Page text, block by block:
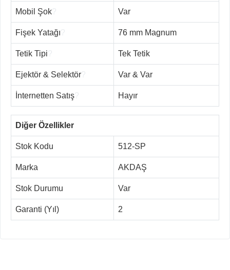
Mobil Şok Var
Fişek Yatağı 76 mm Magnum
Tetik Tipi Tek Tetik
Ejektör & Selektör Var & Var
İnternetten Satış Hayır
Diğer Özellikler
Stok Kodu 512-SP
Marka AKDAŞ
Stok Durumu Var
Garanti (Yıl) 2